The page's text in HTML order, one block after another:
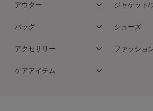
アウター ジャケット/
バッグ シューズ
アクセサリー ファッショ
ケアアイテム